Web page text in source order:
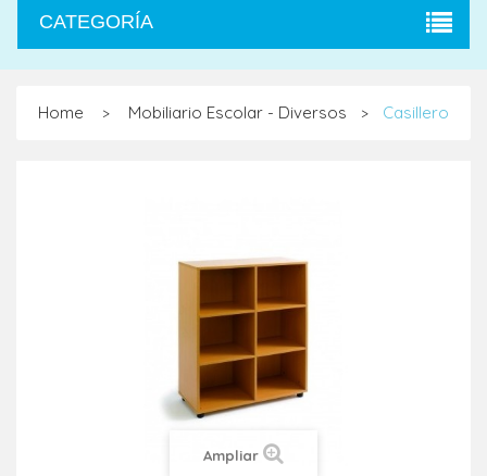
CATEGORÍA
Home > Mobiliario Escolar - Diversos > Casillero
Ampliar